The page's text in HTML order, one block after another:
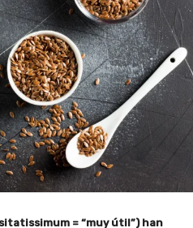
= “muy útil”) han